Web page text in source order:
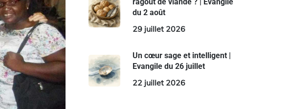
du 2 août
29 juillet 2026
Un cœur sage et intelligent |
Evangile du 26 juillet
22 juillet 2026